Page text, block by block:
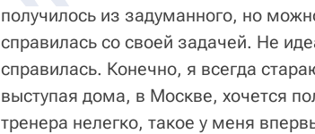
получилось из задуманного, но
справилась со своей задачей. Не
справилась. Конечно, я всегда
выступая дома, в Москве, хочется
тренера нелегко, такое у меня